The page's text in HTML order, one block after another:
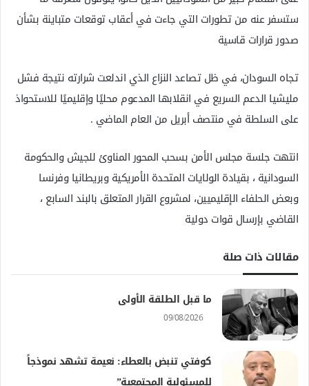
ستسفر عنه من تطورات التي جاءت في أعقاب توقعات متباينة بشأن
صدور قرارات قاسية
تجاه السودان، في ظل تصاعد النزاع الذي اندلعت شرارته نتيجة فشل
مليشيا الدعم السريع في انقلابها المدعوم محليًا وإقليميًا للاستحواذ
على السلطة في منتصف أبريل من العام الماضي .
انتهت جلسة مجلس الأمن بسحب المحور المناوئ للجيش والحكومة
السودانية ، بقيادة الولايات المتحدة الأمريكية وبريطانيا وفرنسا
وبعض الحلفاء الإقليميين، لمشروع القرار المتعلق بالبند السابع ،
القاضي بإرسال قوات دولية
مقالات ذات صلة
ما قبل الطلقة الأولى
09/08/2026
كوفتي تنبض بالعطاء: نعيمة تشهد نموذجاً